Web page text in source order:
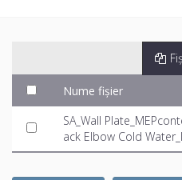
Nume fișier
SA_Wall
ack Elbow Cold